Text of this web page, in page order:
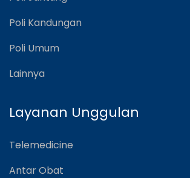
Poli Kandungan
Poli Umum
Lainnya
Layanan Unggulan
Telemedicine
Antar Obat